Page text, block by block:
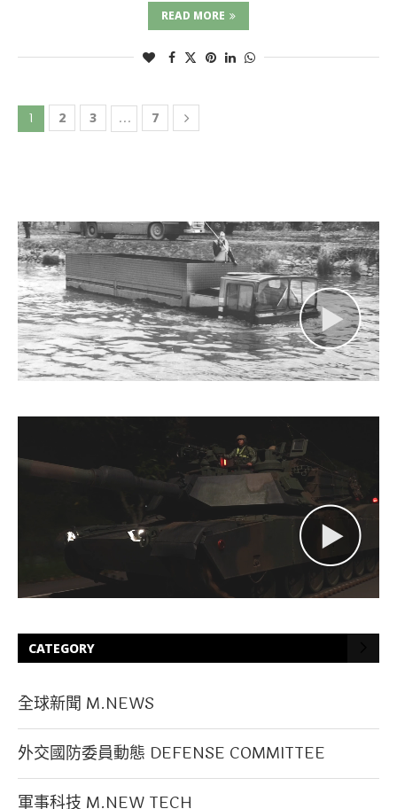
READ MORE
1 2 3 ... 7
CATEGORY
全球新聞 M.NEWS
外交國防委員動態 DEFENSE COMMITTEE
軍事科技 M.NEW TECH